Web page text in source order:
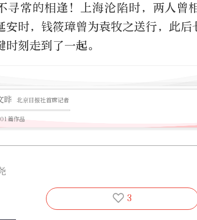
寻常的相逢！上海沦陷时，两人曾
安时，钱筱璋曾为袁牧之送行，此后
时刻走到了一起。
晔 北京日报社首席记者
篇作品
3